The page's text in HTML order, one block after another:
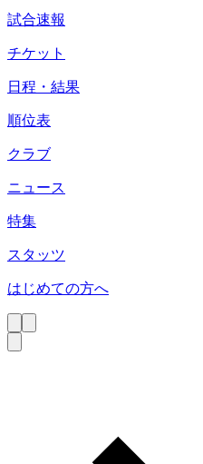
試合速報
チケット
日程・結果
順位表
クラブ
ニュース
特集
スタッツ
はじめての方へ